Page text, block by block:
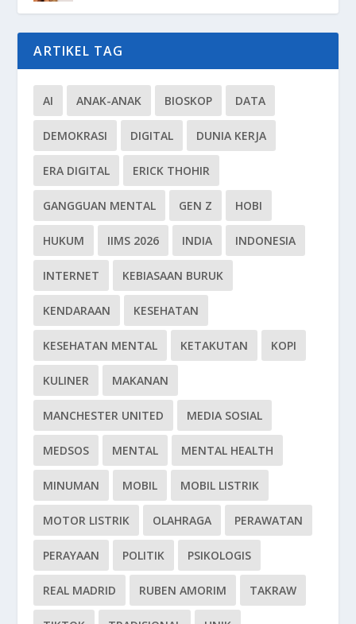
ARTIKEL TAG
AI ANAK-ANAK BIOSKOP DATA
DEMOKRASI DIGITAL DUNIA KERJA
ERA DIGITAL ERICK THOHIR
GANGGUAN MENTAL GEN Z HOBI
HUKUM IIMS 2026 INDIA INDONESIA
INTERNET KEBIASAAN BURUK
KENDARAAN KESEHATAN
KESEHATAN MENTAL KETAKUTAN KOPI
KULINER MAKANAN
MANCHESTER UNITED MEDIA SOSIAL
MEDSOS MENTAL MENTAL HEALTH
MINUMAN MOBIL MOBIL LISTRIK
MOTOR LISTRIK OLAHRAGA PERAWATAN
PERAYAAN POLITIK PSIKOLOGIS
REAL MADRID RUBEN AMORIM TAKRAW